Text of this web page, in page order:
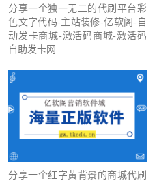
分享一个独一无二的代刷平台彩
色文字代码-主站装修-亿软阁-自
动发卡商城-激活码商城-激活码
自助发卡网
分享一个红字黄背景的商城代刷